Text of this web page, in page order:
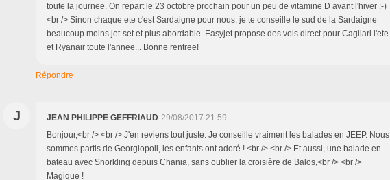
toute la journee. On repart le 23 octobre prochain pour un peu de vitamine D avant l'hiver :-)
<br /> Sinon chaque ete c'est Sardaigne pour nous, je te conseille le sud de la Sardaigne
beaucoup moins jet-set et plus abordable. Easyjet propose des vols direct pour Cagliari l'ete
et Ryanair toute l'annee... Bonne rentree!
Répondre
J JEAN PHILIPPE GEFFRIAUD 29/08/2017 21:59
Bonjour,<br /> <br /> J'en reviens tout juste. Je conseille vraiment les balades en JEEP. Nous
sommes partis de Georgiopoli, les enfants ont adoré ! <br /> <br /> Et aussi, une balade en
bateau avec Snorkling depuis Chania, sans oublier la croisière de Balos,<br /> <br />
Magique !